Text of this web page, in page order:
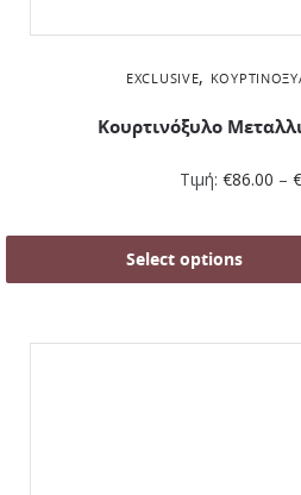
EXCLUSIVE,
Κουρτινόξυλο
Τιμή: €86.00 – €
Select options